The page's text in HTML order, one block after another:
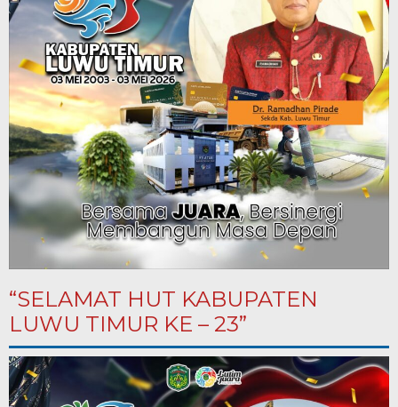
“SELAMAT HUT KABUPATEN
LUWU TIMUR KE – 23”